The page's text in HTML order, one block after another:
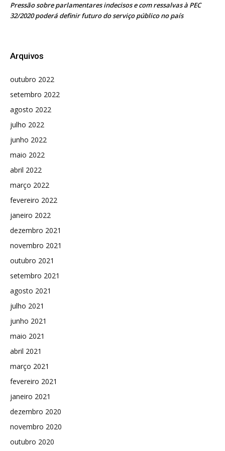
Pressão sobre parlamentares indecisos e com ressalvas à PEC
32/2020 poderá definir futuro do serviço público no país
Arquivos
outubro 2022
setembro 2022
agosto 2022
julho 2022
junho 2022
maio 2022
abril 2022
março 2022
fevereiro 2022
janeiro 2022
dezembro 2021
novembro 2021
outubro 2021
setembro 2021
agosto 2021
julho 2021
junho 2021
maio 2021
abril 2021
março 2021
fevereiro 2021
janeiro 2021
dezembro 2020
novembro 2020
outubro 2020